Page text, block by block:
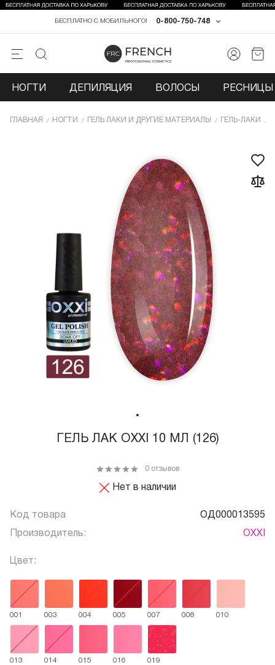
0-800-750-748
БЕСПЛАТНО С МОБИЛЬНОГО!
НОГТИ ДЕПИЛЯЦИЯ ВОЛОСЫ РЕСНИЦЫ
ГЛАВНАЯ НОГТИ ГЕЛЬ ЛАКИ И ДРУГИЕ МАТЕРИАЛЫ ГЕЛЬ-ЛАКИ
ГЕЛЬ ЛАК OXXI 10 МЛ (126)
Нет в наличии
0 отзывов
Код товара ОД000013595
Производитель: OXXI
Цвет:
001 003 004 005 007 008 010
013 014 015 016 019